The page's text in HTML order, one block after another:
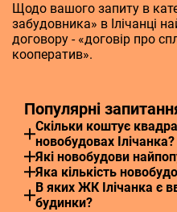
Щодо вашого запиту в
забудовника» в Ілічанці
договору - «договір про
кооператив».
Популярні
Скільки коштує
новобудовах Ілічанка?
Які новобудови
Яка кількість
В яких ЖК Ілічанка є
будинки?